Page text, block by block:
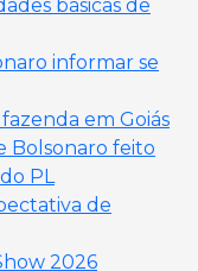
básicas de
informar se
em Goiás
Bolsonaro feito
PL
de
2026